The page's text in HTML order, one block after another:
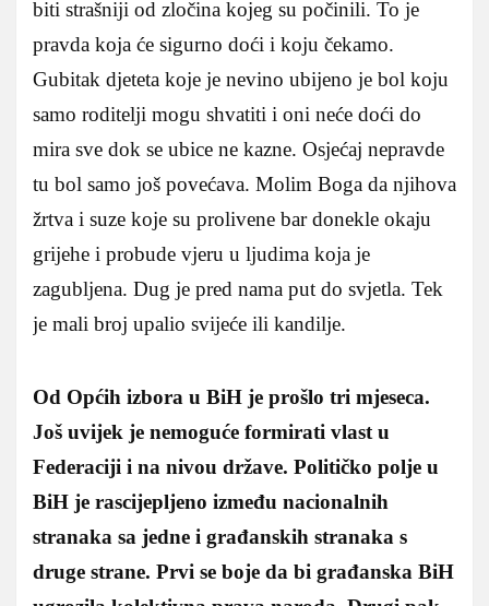
biti strašniji od zločina kojeg su počinili. To je
pravda koja će sigurno doći i koju čekamo.
Gubitak djeteta koje je nevino ubijeno je bol koju
samo roditelji mogu shvatiti i oni neće doći do
mira sve dok se ubice ne kazne. Osjećaj nepravde
tu bol samo još povećava. Molim Boga da njihova
žrtva i suze koje su prolivene bar donekle okaju
grijehe i probude vjeru u ljudima koja je
zagubljena. Dug je pred nama put do svjetla. Tek
je mali broj upalio svijeće ili kandilje.
Od Općih izbora u BiH je prošlo tri mjeseca.
Još uvijek je nemoguće formirati vlast u
Federaciji i na nivou države. Političko polje u
BiH je rascijepljeno između nacionalnih
stranaka sa jedne i građanskih stranaka s
druge strane. Prvi se boje da bi građanska BiH